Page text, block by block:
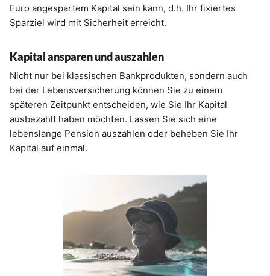
Euro angespartem Kapital sein kann, d.h. Ihr fixiertes
Sparziel wird mit Sicherheit erreicht.
Kapital ansparen und auszahlen
Nicht nur bei klassischen Bankprodukten, sondern auch
bei der Lebensversicherung können Sie zu einem
späteren Zeitpunkt entscheiden, wie Sie Ihr Kapital
ausbezahlt haben möchten. Lassen Sie sich eine
lebenslange Pension auszahlen oder beheben Sie Ihr
Kapital auf einmal.